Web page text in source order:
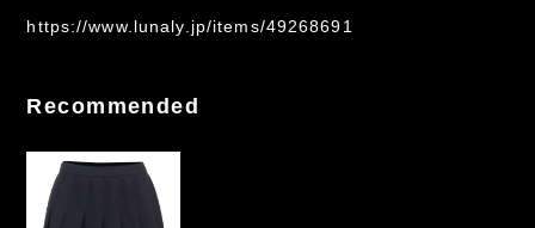
https://www.lunaly.jp/items/49268691
Recommended